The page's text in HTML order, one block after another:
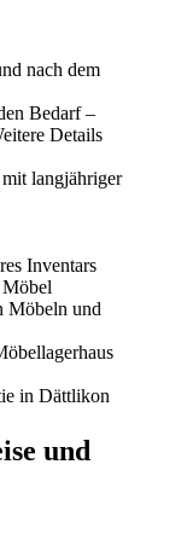
nach dem
Bedarf –
Details
langjähriger
Inventars
Möbeln und
in Dättlikon
und